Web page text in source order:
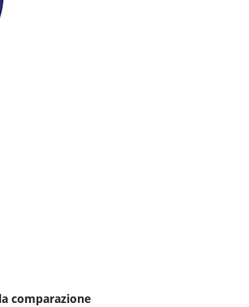
comparazione